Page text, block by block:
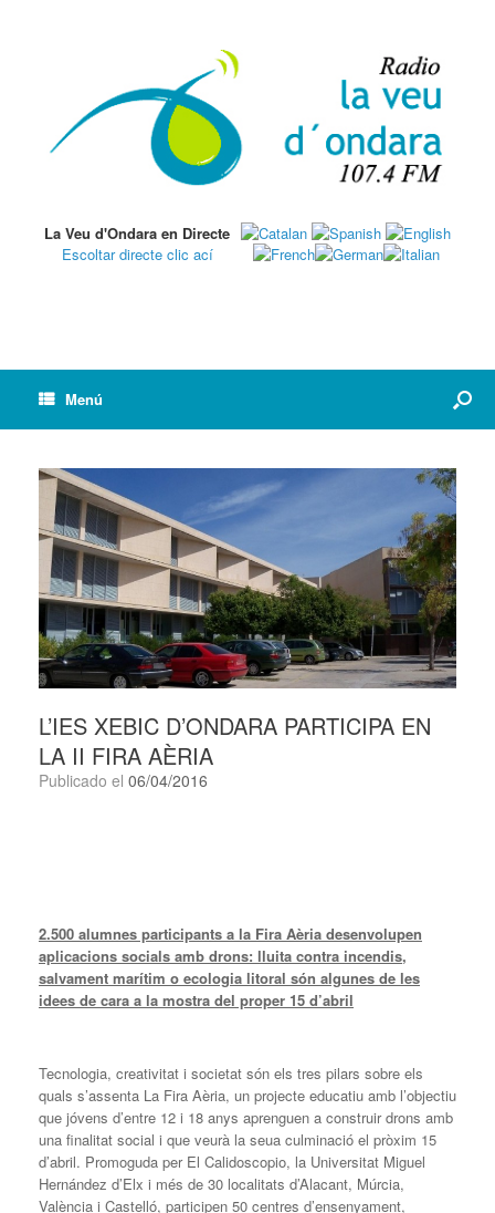
La Veu d'Ondara en Directe
Escoltar directe clic ací
Menú
L’IES XEBIC D’ONDARA PARTICIPA EN
LA II FIRA AÈRIA
Publicado el 06/04/2016
2.500 alumnes participants a la Fira Aèria desenvolupen
aplicacions socials amb drons: lluita contra incendis,
salvament marítim o ecologia litoral són algunes de les
idees de cara a la mostra del proper 15 d’abril
Tecnologia, creativitat i societat són els tres pilars sobre els
quals s’assenta La Fira Aèria, un projecte educatiu amb l’objectiu
que jóvens d’entre 12 i 18 anys aprenguen a construir drons amb
una finalitat social i que veurà la seua culminació el pròxim 15
d’abril. Promoguda per El Calidoscopio, la Universitat Miguel
Hernández d’Elx i més de 30 localitats d’Alacant, Múrcia,
València i Castelló, participen 50 centres d’ensenyament,